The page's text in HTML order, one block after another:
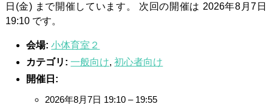
日(金) まで開催しています。 次回の開催は 2026年8月7日
19:10 です。
会場: 小体育室２
カテゴリ: 一般向け,初心者向け
開催日:
2026年8月7日 19:10 – 19:55